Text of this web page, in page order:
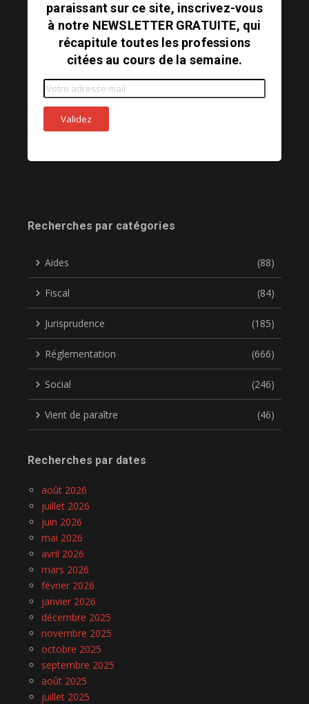
paraissant sur ce site, inscrivez-vous
à notre NEWSLETTER GRATUITE, qui
récapitule toutes les professions
citées au cours de la semaine.
Recherches par catégories
Aides (88)
Fiscal (84)
Jurisprudence (185)
Réglementation (666)
Social (246)
Vient de paraître (46)
Recherches par dates
août 2026
juillet 2026
juin 2026
mai 2026
avril 2026
mars 2026
février 2026
janvier 2026
décembre 2025
novembre 2025
octobre 2025
septembre 2025
août 2025
juillet 2025